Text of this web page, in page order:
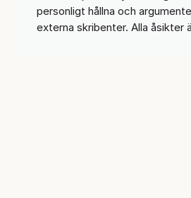
personligt hållna och
externa skribenter. Alla åsikter